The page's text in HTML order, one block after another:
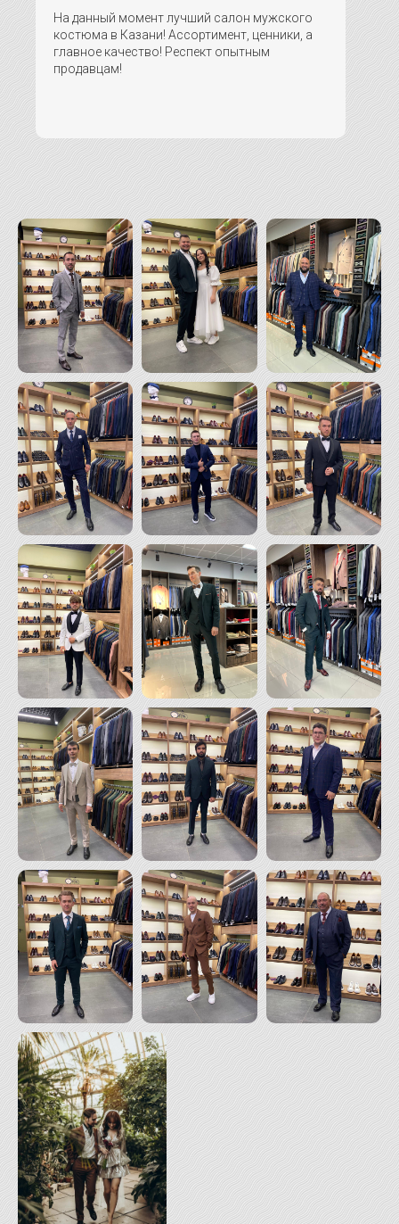
На данный момент лучший салон мужского
костюма в Казани! Ассортимент, ценники, а
главное качество! Респект опытным
продавцам!